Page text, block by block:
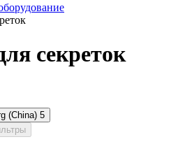
секреток
(China) 5